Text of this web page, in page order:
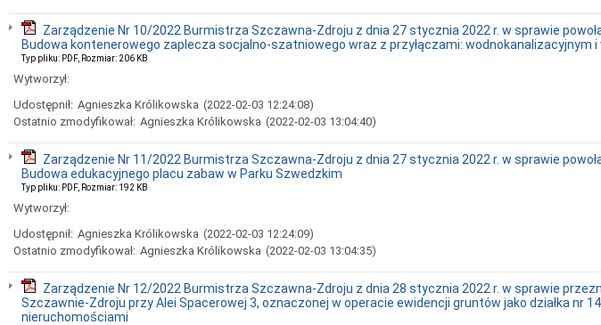
Zarządzenie Nr 10/2022 Burmistrza Szczawna-Zdroju z dnia 27 stycznia 2022 r. w sprawie
Budowa kontenerowego zaplecza socjalno-szatniowego wraz z przyłączami: wodnokanalizacyjnym
Typ pliku: PDF, Rozmiar: 206 KB
Wytworzył:
Udostępnił: Agnieszka Królikowska (2022-02-03 12:24:08)
Ostatnio zmodyfikował: Agnieszka Królikowska (2022-02-03 13:04:40)
Zarządzenie Nr 11/2022 Burmistrza Szczawna-Zdroju z dnia 27 stycznia 2022 r. w sprawie
Budowa edukacyjnego placu zabaw w Parku Szwedzkim
Typ pliku: PDF, Rozmiar: 192 KB
Wytworzył:
Udostępnił: Agnieszka Królikowska (2022-02-03 12:24:09)
Ostatnio zmodyfikował: Agnieszka Królikowska (2022-02-03 13:04:35)
Zarządzenie Nr 12/2022 Burmistrza Szczawna-Zdroju z dnia 28 stycznia 2022 r. w sprawie
Szczawnie-Zdroju przy Alei Spacerowej 3, oznaczonej w operacie ewidencji gruntów jako działka
nieruchomościami